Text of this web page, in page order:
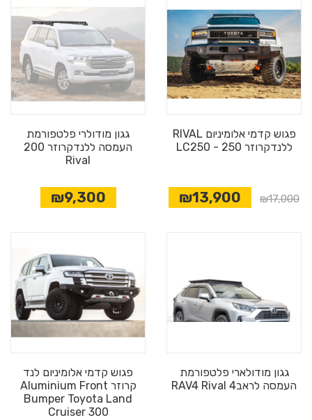
פגוש קדמי אלומיניום RIVAL
ללנדקרוזר 250 - LC250
₪17,000
₪13,900
גגון מודולרי פלטפורמת
העמסה ללנדקרוזר 200
Rival
₪9,300
גגון מודולארי פלטפורמת
העמסה לראב4 RAV4 Rival
פגוש קדמי אלומיניום לנד
קרוזר Aluminium Front
Bumper Toyota Land
Cruiser 300